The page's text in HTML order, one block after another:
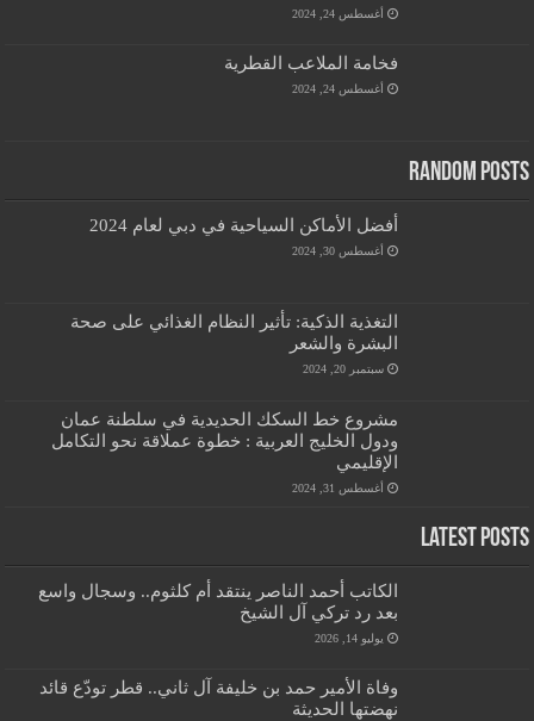
أغسطس 24, 2024
فخامة الملاعب القطرية
أغسطس 24, 2024
Random Posts
أفضل الأماكن السياحية في دبي لعام 2024
أغسطس 30, 2024
التغذية الذكية: تأثير النظام الغذائي على صحة
البشرة والشعر
سبتمبر 20, 2024
مشروع خط السكك الحديدية في سلطنة عمان
ودول الخليج العربية : خطوة عملاقة نحو التكامل
الإقليمي
أغسطس 31, 2024
Latest Posts
الكاتب أحمد الناصر ينتقد أم كلثوم.. وسجال واسع
بعد رد تركي آل الشيخ
يوليو 14, 2026
وفاة الأمير حمد بن خليفة آل ثاني.. قطر تودّع قائد
نهضتها الحديثة